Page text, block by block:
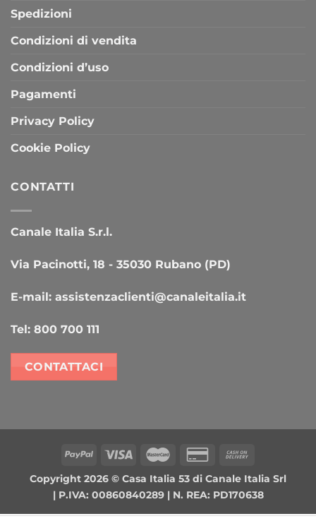
Spedizioni
Condizioni di vendita
Condizioni d’uso
Pagamenti
Privacy Policy
Cookie Policy
CONTATTI
Canale Italia S.r.l.
Via Pacinotti, 18 - 35030 Rubano (PD)
E-mail: assistenzaclienti@canaleitalia.it
Tel: 800 700 111
CONTATTACI
PayPal Visa MasterCardCredit
2
Delivery
Copyright 2026 © Casa Italia 53 di Canale Italia Srl
| P.IVA: 00860840289 | N. REA: PD170638